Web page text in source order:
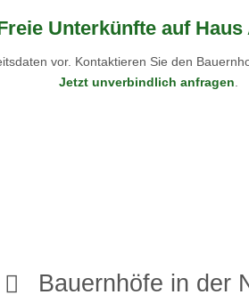
Unterkünfte auf
vor. Kontaktieren Sie den
Jetzt unverbindlich anfragen
Bauernhöfe in der